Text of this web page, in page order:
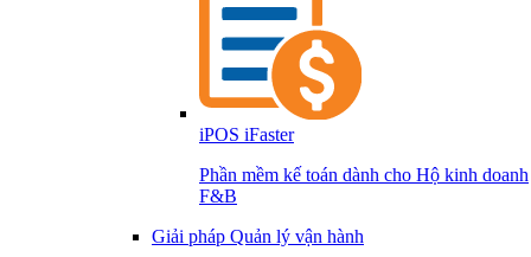
iPOS iFaster
Phần mềm kế toán dành cho Hộ kinh doanh
F&B
Giải pháp Quản lý vận hành